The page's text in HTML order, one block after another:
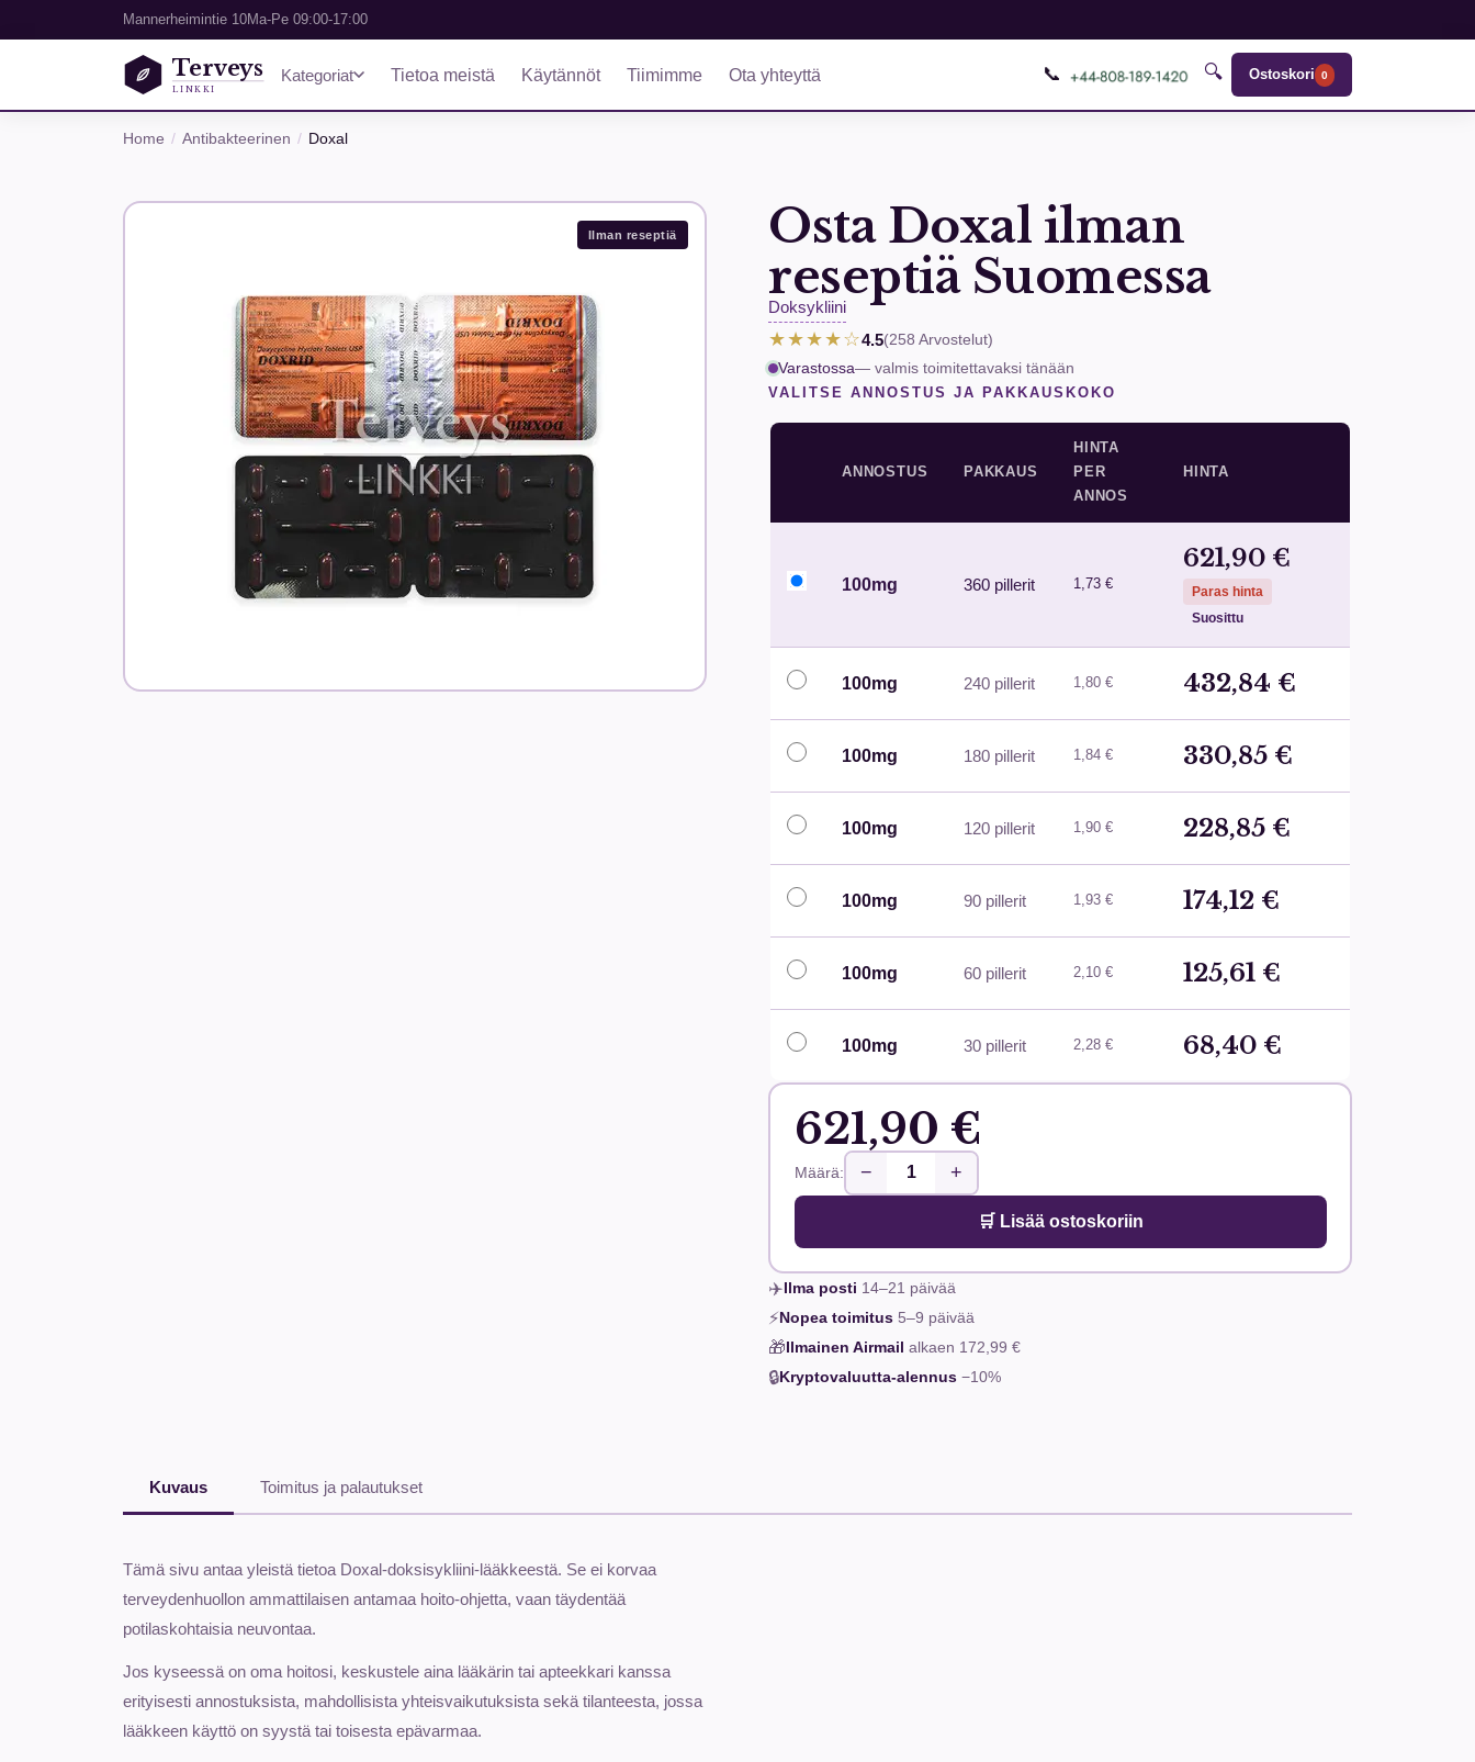
Mannerheimintie 10Ma-Pe 09:00-17:00
Terveys
LINKKI
Kategoriat Tietoa meistä Käytännöt Tiimimme Ota yhteyttä 📞 🔍 Ostoskori 0
Home Antibakteerinen Doxal
Ilman reseptiä
Osta Doxal ilman
reseptiä Suomessa
Doksykliini
★★★★☆4.5(258 Arvostelut)
Varastossa— valmis toimitettavaksi tänään
VALITSE ANNOSTUS JA PAKKAUSKOKO
ANNOSTUS PAKKAUS
HINTA
PER
ANNOS
HINTA
100mg 360 pillerit 1,73 €
621,90 €
Paras hinta
Suosittu
100mg 240 pillerit 1,80 € 432,84 €
100mg 180 pillerit 1,84 € 330,85 €
100mg 120 pillerit 1,90 € 228,85 €
100mg 90 pillerit 1,93 € 174,12 €
100mg 60 pillerit 2,10 € 125,61 €
100mg 30 pillerit 2,28 € 68,40 €
621,90 €
Määrä: − +
🛒 Lisää ostoskoriin
✈️Ilma posti 14–21 päivää
⚡Nopea toimitus 5–9 päivää
🎁Ilmainen Airmail alkaen 172,99 €
🔒Kryptovaluutta-alennus −10%
Kuvaus Toimitus ja palautukset
Tämä sivu antaa yleistä tietoa Doxal-doksisykliini-lääkkeestä. Se ei korvaa
terveydenhuollon ammattilaisen antamaa hoito-ohjetta, vaan täydentää
potilaskohtaisia neuvontaa.
Jos kyseessä on oma hoitosi, keskustele aina lääkärin tai apteekkari kanssa
erityisesti annostuksista, mahdollisista yhteisvaikutuksista sekä tilanteesta, jossa
lääkkeen käyttö on syystä tai toisesta epävarmaa.